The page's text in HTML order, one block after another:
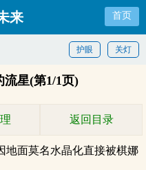
来 首页
关灯
护眼
流星(第1/1页)
返回目录
地面莫名水晶化直接被棋娜